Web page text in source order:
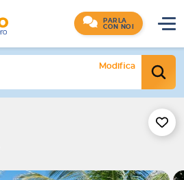
PARLA
CON NOI
Modifica